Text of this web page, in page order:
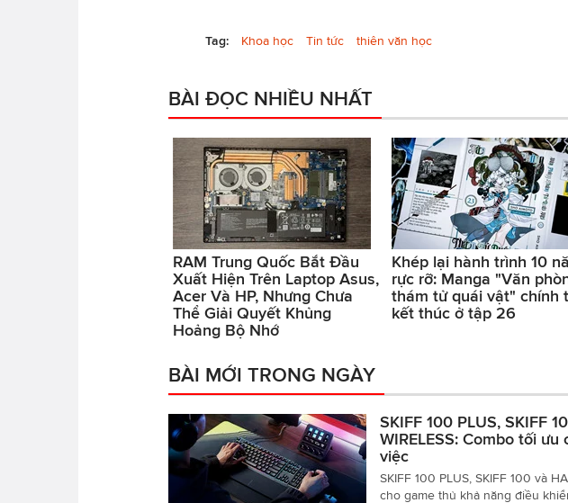
Tag: Khoa học Tin tức thiên văn học
BÀI ĐỌC NHIỀU NHẤT
RAM Trung Quốc Bắt Đầu
Xuất Hiện Trên Laptop Asus,
Acer Và HP, Nhưng Chưa
Thể Giải Quyết Khủng
Hoảng Bộ Nhớ
Khép lại hành trình 10
rực rỡ: Manga "Văn
thám tử quái vật" chính
kết thúc ở tập 26
BÀI MỚI TRONG NGÀY
SKIFF 100 PLUS, SKIFF
WIRELESS: Combo tối
việc
SKIFF 100 PLUS, SKIFF 100 và
cho game thủ khả năng điều